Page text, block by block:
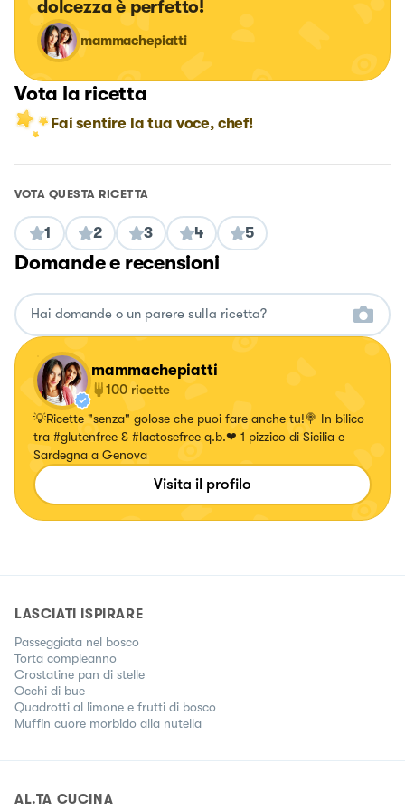
dolcezza è perfetto!
mammachepiatti
Vota la ricetta
Fai sentire la tua voce, chef!
VOTA QUESTA RICETTA
1 2 3 4 5
Domande e recensioni
mammachepiatti
100 ricette
💡Ricette "senza" golose che puoi fare anche tu!🍭 In bilico
tra #glutenfree & #lactosefree q.b.❤ 1 pizzico di Sicilia e
Sardegna a Genova
Visita il profilo
LASCIATI ISPIRARE
Passeggiata nel bosco
Torta compleanno
Crostatine pan di stelle
Occhi di bue
Quadrotti al limone e frutti di bosco
Muffin cuore morbido alla nutella
AL.TA CUCINA